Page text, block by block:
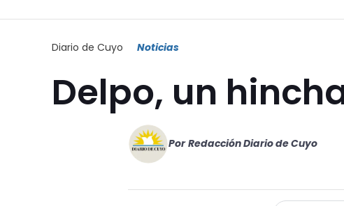
Diario de Cuyo Noticias
Delpo, un
Por Redacción Diario de Cuyo